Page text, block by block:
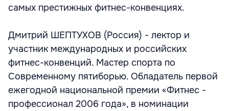
самых престижных фитнес-конвенциях.
Дмитрий ШЕПТУХОВ (Россия) - лектор и
участник международных и российских
фитнес-конвенций. Мастер спорта по
Современному пятиборью. Обладатель первой
ежегодной национальной премии «Фитнес -
профессионал 2006 года», в номинации